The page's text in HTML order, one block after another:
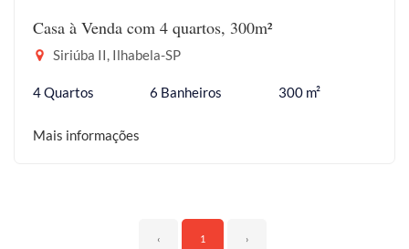
Casa à Venda com 4 quartos, 300m²
Siriúba II, Ilhabela-SP
4 Quartos 6 Banheiros 300 m²
Mais informações
‹ 1 ›